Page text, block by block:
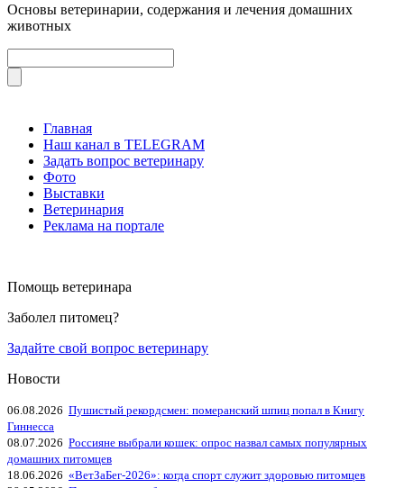
Основы ветеринарии, содержания и лечения домашних
животных
Главная
Наш канал в TELEGRAM
Задать вопрос ветеринару
Фото
Выставки
Ветеринария
Реклама на портале
Помощь ветеринара
Заболел питомец?
Задайте свой вопрос ветеринару
Новости
06.08.2026 Пушистый рекордсмен: померанский шпиц попал в Книгу
Гиннесса
08.07.2026 Россияне выбрали кошек: опрос назвал самых популярных
домашних питомцев
18.06.2026 «ВетЗаБег‑2026»: когда спорт служит здоровью питомцев